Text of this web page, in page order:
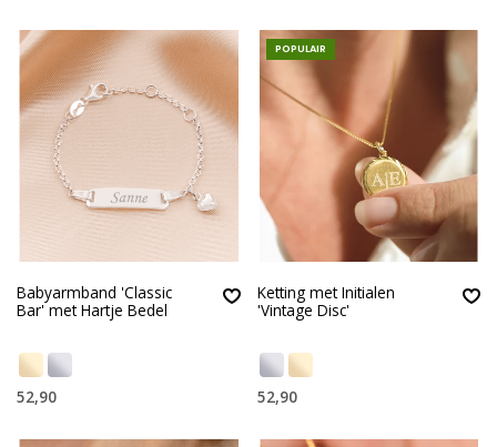
Babyarmband 'Classic
Bar' met Hartje Bedel
52,90
POPULAIR
Ketting met Initialen
'Vintage Disc'
52,90